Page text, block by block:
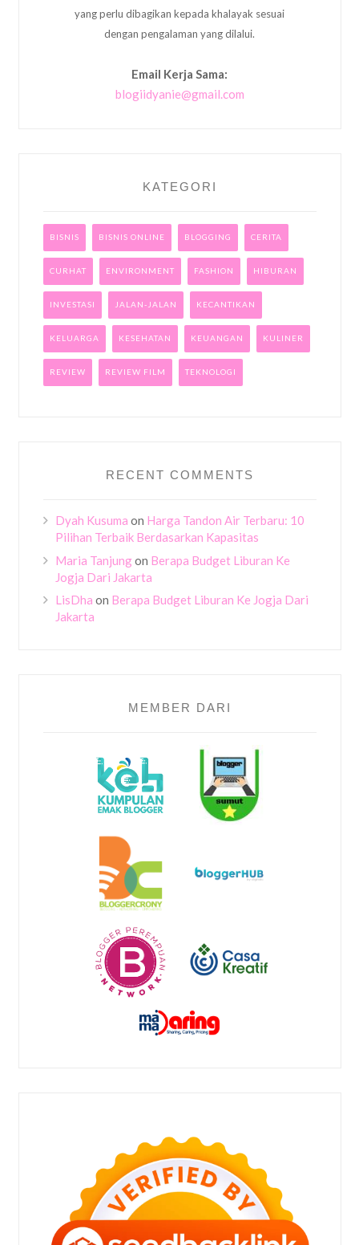
yang perlu dibagikan kepada khalayak sesuai
dengan pengalaman yang dilalui.
Email Kerja Sama:
blogiidyanie@gmail.com
KATEGORI
BISNIS BISNIS ONLINE BLOGGING CERITA
CURHAT ENVIRONMENT FASHION HIBURAN
INVESTASI JALAN-JALAN KECANTIKAN
KELUARGA KESEHATAN KEUANGAN KULINER
REVIEW REVIEW FILM TEKNOLOGI
RECENT COMMENTS
Dyah Kusuma on Harga Tandon Air Terbaru: 10
Pilihan Terbaik Berdasarkan Kapasitas
Maria Tanjungon Berapa Budget Liburan Ke
Jogja Dari Jakarta
LisDha on Berapa Budget Liburan Ke Jogja Dari
Jakarta
MEMBER DARI